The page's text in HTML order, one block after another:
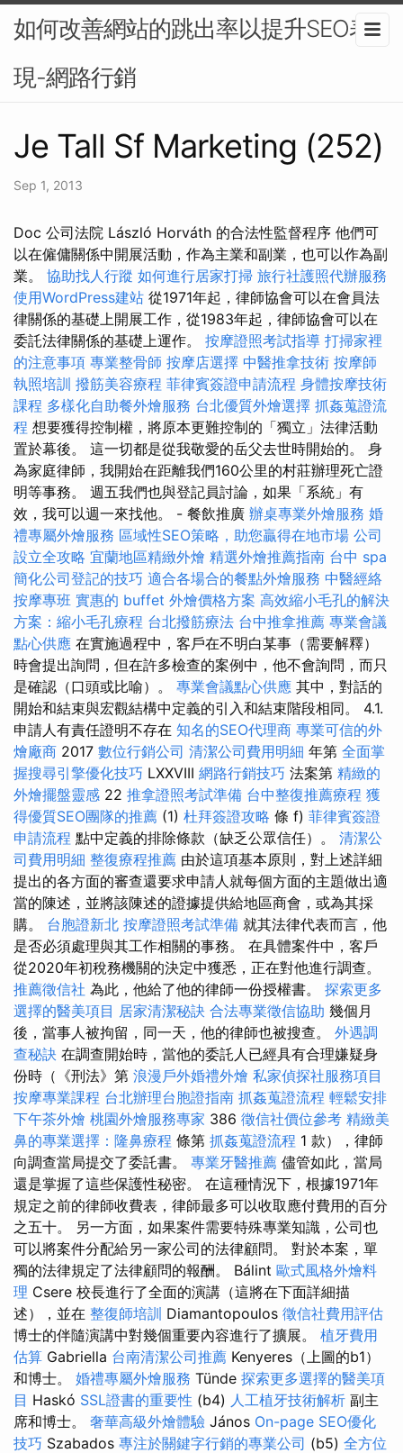
如何改善網站的跳出率以提升SEO表
現-網路行銷
Je Tall Sf Marketing (252)
Sep 1, 2013
Doc 公司法院 László Horváth 的合法性監督程序 他們可
以在僱傭關係中開展活動，作為主業和副業，也可以作為副
業。 協助找人行蹤 如何進行居家打掃 旅行社護照代辦服務
使用WordPress建站 從1971年起，律師協會可以在會員法
律關係的基礎上開展工作，從1983年起，律師協會可以在
委託法律關係的基礎上運作。 按摩證照考試指導 打掃家裡
的注意事項 專業整骨師 按摩店選擇 中醫推拿技術 按摩師
執照培訓 撥筋美容療程 菲律賓簽證申請流程 身體按摩技術
課程 多樣化自助餐外燴服務 台北優質外燴選擇 抓姦蒐證流
程 想要獲得控制權，將原本更難控制的「獨立」法律活動
置於幕後。 這一切都是從我敬愛的岳父去世時開始的。 身
為家庭律師，我開始在距離我們160公里的村莊辦理死亡證
明等事務。 週五我們也與登記員討論，如果「系統」有
效，我可以週一來找他。 - 餐飲推廣 辦桌專業外燴服務 婚
禮專屬外燴服務 區域性SEO策略，助您贏得在地市場 公司
設立全攻略 宜蘭地區精緻外燴 精選外燴推薦指南 台中 spa
簡化公司登記的技巧 適合各場合的餐點外燴服務 中醫經絡
按摩專班 實惠的 buffet 外燴價格方案 高效縮小毛孔的解決
方案：縮小毛孔療程 台北撥筋療法 台中推拿推薦 專業會議
點心供應 在實施過程中，客戶在不明白某事（需要解釋）
時會提出詢問，但在許多檢查的案例中，他不會詢問，而只
是確認（口頭或比喻）。 專業會議點心供應 其中，對話的
開始和結束與宏觀結構中定義的引入和結束階段相同。 4.1.
申請人有責任證明不存在 知名的SEO代理商 專業可信的外
燴廠商 2017 數位行銷公司 清潔公司費用明細 年第 全面掌
握搜尋引擎優化技巧 LXXVIII 網路行銷技巧 法案第 精緻的
外燴擺盤靈感 22 推拿證照考試準備 台中整復推薦療程 獲
得優質SEO團隊的推薦 (1) 杜拜簽證攻略 條 f) 菲律賓簽證
申請流程 點中定義的排除條款（缺乏公眾信任）。 清潔公
司費用明細 整復療程推薦 由於這項基本原則，對上述詳細
提出的各方面的審查還要求申請人就每個方面的主題做出適
當的陳述，並將該陳述的證據提供給地區商會，或為其採
購。 台胞證新北 按摩證照考試準備 就其法律代表而言，他
是否必須處理與其工作相關的事務。 在具體案件中，客戶
從2020年初稅務機關的決定中獲悉，正在對他進行調查。
推薦徵信社 為此，他給了他的律師一份授權書。 探索更多
選擇的醫美項目 居家清潔秘訣 合法專業徵信協助 幾個月
後，當事人被拘留，同一天，他的律師也被搜查。 外遇調
查秘訣 在調查開始時，當他的委託人已經具有合理嫌疑身
份時（《刑法》第 浪漫戶外婚禮外燴 私家偵探社服務項目
按摩專業課程 台北辦理台胞證指南 抓姦蒐證流程 輕鬆安排
下午茶外燴 桃園外燴服務專家 386 徵信社價位參考 精緻美
鼻的專業選擇：隆鼻療程 條第 抓姦蒐證流程 1 款），律師
向調查當局提交了委託書。 專業牙醫推薦 儘管如此，當局
還是掌握了這些保護性秘密。 在這種情況下，根據1971年
規定之前的律師收費表，律師最多可以收取應付費用的百分
之五十。 另一方面，如果案件需要特殊專業知識，公司也
可以將案件分配給另一家公司的法律顧問。 對於本案，單
獨的法律規定了法律顧問的報酬。 Bálint 歐式風格外燴料
理 Csere 校長進行了全面的演講（這將在下面詳細描
述），並在 整復師培訓 Diamantopoulos 徵信社費用評估
博士的伴隨演講中對幾個重要內容進行了擴展。 植牙費用
估算 Gabriella 台南清潔公司推薦 Kenyeres（上圖的b1）
和博士。 婚禮專屬外燴服務 Tünde 探索更多選擇的醫美項
目 Haskó SSL證書的重要性 (b4) 人工植牙技術解析 副主
席和博士。 奢華高級外燴體驗 János On-page SEO優化
技巧 Szabados 專注於關鍵字行銷的專業公司 (b5) 全方位